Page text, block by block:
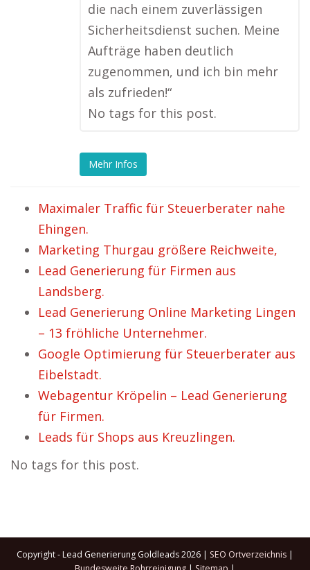
die nach einem zuverlässigen
Sicherheitsdienst suchen. Meine
Aufträge haben deutlich
zugenommen, und ich bin mehr
als zufrieden!“
No tags for this post.
Mehr Infos
Maximaler Traffic für Steuerberater nahe
Ehingen.
Marketing Thurgau größere Reichweite,
Lead Generierung für Firmen aus
Landsberg.
Lead Generierung Online Marketing Lingen
– 13 fröhliche Unternehmer.
Google Optimierung für Steuerberater aus
Eibelstadt.
Webagentur Kröpelin – Lead Generierung
für Firmen.
Leads für Shops aus Kreuzlingen.
No tags for this post.
Copyright - Lead Generierung Goldleads 2026 | SEO Ortverzeichnis |